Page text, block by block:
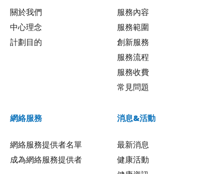
關於我們
中心理念
計劃目的
服務內容
服務範圍
創新服務
服務流程
服務收費
常見問題
網絡服務
網絡服務提供者名單
成為網絡服務提供者
消息&活動
最新消息
健康活動